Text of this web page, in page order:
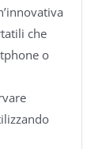
che
o